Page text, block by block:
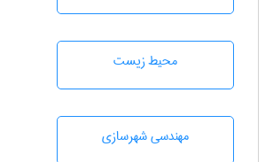
محيط زيست
مهندسی شهرسازی